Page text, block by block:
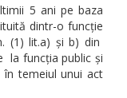
5 ani pe baza
dintr-o funcție
(1) lit.a) și b) din
la funcția public și
în temeiul unui act